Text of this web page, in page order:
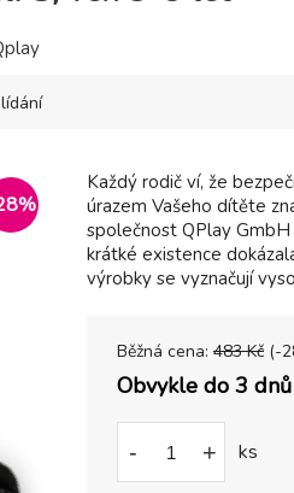
%
Každý rodič ví, že
úrazem Vašeho dítěte
společnost QPlay
krátké existence
výrobky se vyznačují
Běžná cena: 483 Kč (-
Obvykle do 3
- + ks